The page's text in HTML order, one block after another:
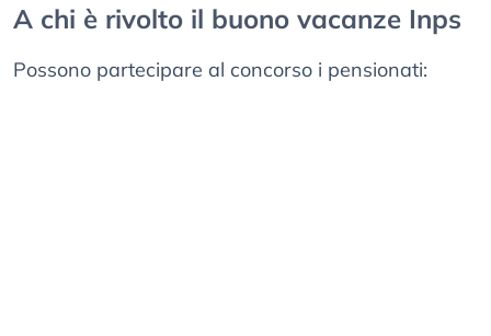
A chi è rivolto il buono vacanze Inps
Possono partecipare al concorso i pensionati: